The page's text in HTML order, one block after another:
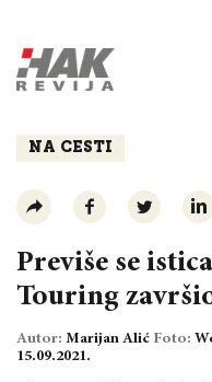
Razgovori
NA CESTI
Previše se
Touring
Autor: Marijan Alić Foto:
15.09.2021.